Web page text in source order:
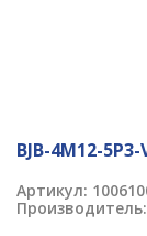
BJB-4M12-5P3-
Артикул:
Производитель: